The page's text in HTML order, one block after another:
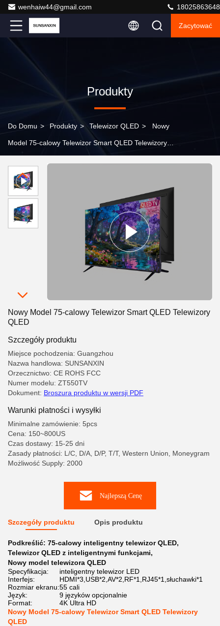
wenhaiw44@gmail.com 18025863648
Zacytować
Produkty
Do Domu > Produkty > Telewizor QLED > Nowy
Model 75-calowy Telewizor Smart QLED Telewizory
Nowy Model 75-calowy Telewizor Smart QLED Telewizory
QLED
Szczegóły produktu
Miejsce pochodzenia: Guangzhou
Nazwa handlowa: SUNSANXIN
Orzecznictwo: CE ROHS FCC
Numer modelu: ZT550TV
Dokument: Broszura produktu w wersji PDF
Warunki płatności i wysyłki
Minimalne zamówienie: 5pcs
Cena: 150~800US
Czas dostawy: 15-25 dni
Zasady płatności: L/C, D/A, D/P, T/T, Western Union, Moneygram
Możliwość Supply: 2000
Najlepszą Cenę
Szczegóły produktu Opis produktu
Podkreślić: 75-calowy inteligentny telewizor QLED,
Telewizor QLED z inteligentnymi funkcjami,
Nowy model telewizora QLED
Specyfikacja:
inteligentny telewizor LED
Interfejs:
HDMI*3,USB*2,AV*2,RF*1,RJ45*1,słuchawki*1
Rozmiar ekranu:55 cali
Język:
9 języków opcjonalnie
Format:
4K Ultra HD
Nowy Model 75-calowy Telewizor Smart QLED Telewizory
QLED